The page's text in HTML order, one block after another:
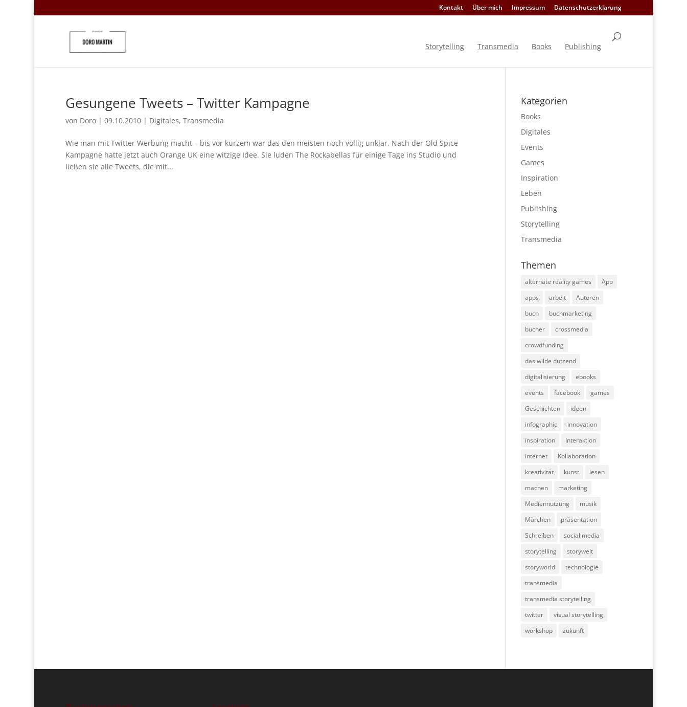
Kontakt Über mich Impressum Datenschutzerklärung
Storytelling Transmedia Books Publishing
Gesungene Tweets – Twitter Kampagne
von Doro| 09.10.2010| Digitales, Transmedia
Wie man mit Twitter Werbung macht – bis vor kurzem war das den meisten noch völlig unklar. Nach der Old Spice
Kampagne hatte jetzt auch Orange UK eine witzige Idee. Sie luden The Rockabellas für einige Tage ins Studio und
ließen sie alle Tweets, die mit...
Kategorien
Books
Digitales
Events
Games
Inspiration
Leben
Publishing
Storytelling
Transmedia
Themen
alternate reality games
App
apps
arbeit
Autoren
buch
buchmarketing
bücher
crossmedia
crowdfunding
das wilde dutzend
digitalisierung
ebooks
events
facebook
games
Geschichten
ideen
infographic
innovation
inspiration
Interaktion
internet
Kollaboration
kreativität
kunst
lesen
machen
marketing
Mediennutzung
musik
Märchen
präsentation
Schreiben
social media
storytelling
storywelt
storyworld
technologie
transmedia
transmedia storytelling
twitter
visual storytelling
workshop
zukunft